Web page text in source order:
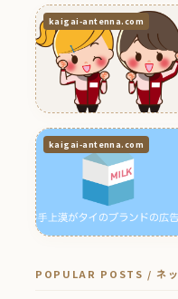
kaigai-antenna.com
kaigai-antenna.com
POPULAR POSTS / ネッ